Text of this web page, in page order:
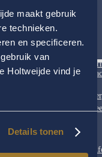
maakt gebruik
technieken.
en specificeren.
van
Holtweijde vind je
Details tonen